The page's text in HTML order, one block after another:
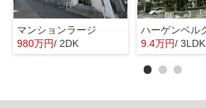
マンションラージ
980万円/ 2DK
ハーゲンベル
9.4万円/ 3LDK